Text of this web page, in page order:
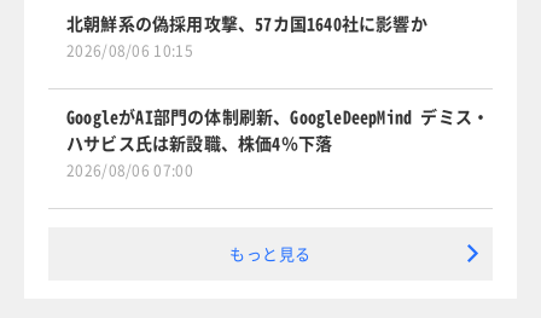
北朝鮮系の偽採用攻撃、57カ国1640社に影響か
2026/08/06 10:15
GoogleがAI部門の体制刷新、GoogleDeepMind デミス・
ハサビス氏は新設職、株価4％下落
2026/08/06 07:00
もっと見る